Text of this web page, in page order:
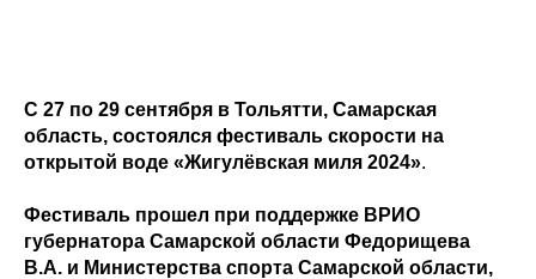
С 27 по 29 сентября в Тольятти, Самарская
область, состоялся фестиваль скорости на
открытой воде «Жигулёвская миля 2024».
Фестиваль прошел при поддержке ВРИО
губернатора Самарской области Федорищева
В.А. и Министерства спорта Самарской области,